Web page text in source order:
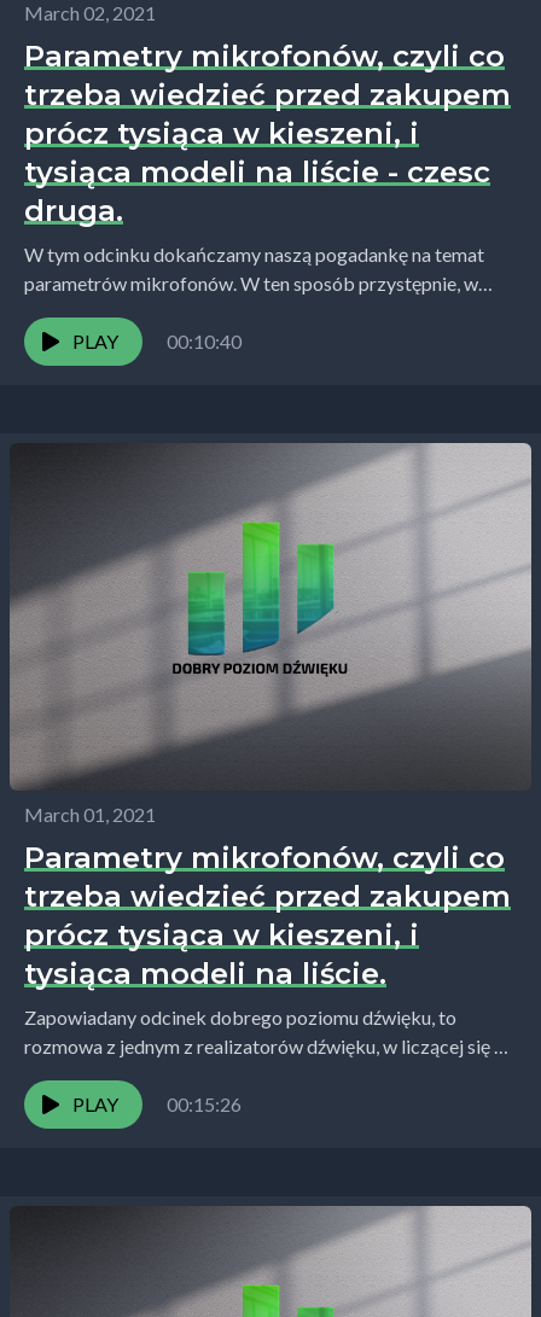
March 02, 2021
Parametry mikrofonów, czyli co
trzeba wiedzieć przed zakupem
prócz tysiąca w kieszeni, i
tysiąca modeli na liście - czesc
druga.
W tym odcinku dokańczamy naszą pogadankę na temat
parametrów mikrofonów. W ten sposób przystępnie, w
odpowiedniej ilości podana wiedza, pozwoli wam kupić
mikrofon zależnie...
PLAY 00:10:40
March 01, 2021
Parametry mikrofonów, czyli co
trzeba wiedzieć przed zakupem
prócz tysiąca w kieszeni, i
tysiąca modeli na liście.
Zapowiadany odcinek dobrego poziomu dźwięku, to
rozmowa z jednym z realizatorów dźwięku, w liczącej się na
rynku firmie audiobooków. Zwyczajnie poprosiłem go o
kilka...PLAY 00:15:26